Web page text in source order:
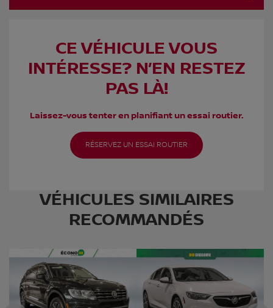
CE VÉHICULE VOUS
INTÉRESSE? N’EN RESTEZ
PAS LÀ!
Laissez-vous tenter en planifiant un essai routier.
RÉSERVEZ UN ESSAI ROUTIER
VÉHICULES SIMILAIRES
RECOMMANDÉS